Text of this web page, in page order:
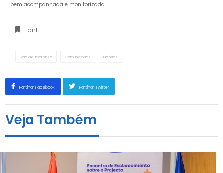
bem acompanhada e monitorizada.
Font:
Sala de Imprensa Comunicados Notícias
Partilhar Facebook Partilhar Twitter
Veja Também